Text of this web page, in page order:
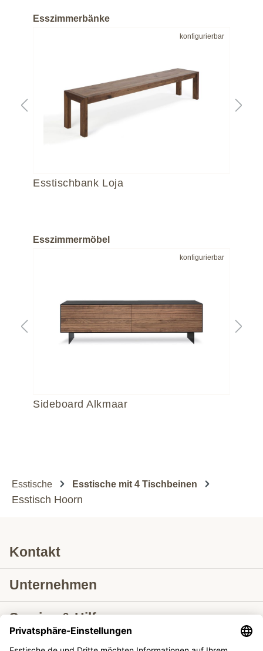
Esszimmerbänke
konfigurierbar
Esstischbank Loja
Esszimmermöbel
konfigurierbar
Sideboard Alkmaar
Esstische Esstische mit 4 Tischbeinen
Esstisch Hoorn
Kontakt
Unternehmen
Service & Hilfe